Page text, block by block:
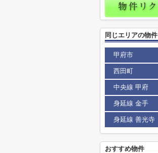
同じエリアの物件
甲府市
西田町
中央線 甲府
身延線 金手
身延線 善光寺
おすすめ物件